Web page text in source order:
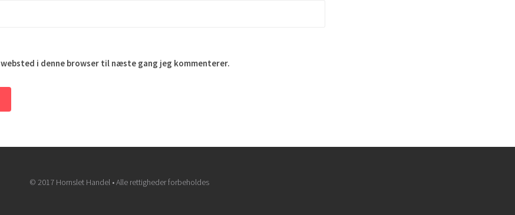
websted i denne browser til næste gang jeg kommenterer.
© 2017 Hornslet Handel • Alle rettigheder forbeholdes